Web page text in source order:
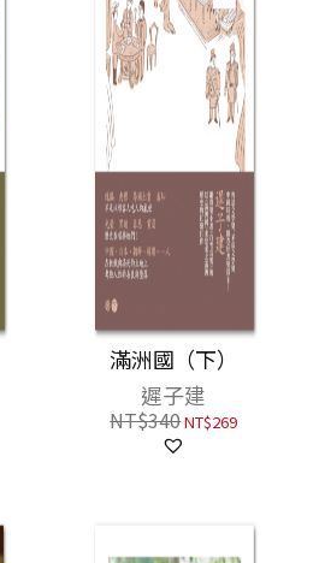
滿洲國（下）
遲子建
NT$340NT$269